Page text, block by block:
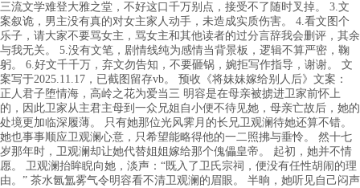
三流文学难登大雅之堂，不好这口千万别点，接受不了随时叉掉。 3.文
案叙诡，男主没有真的对女主家人动手，未造成实质伤害。 4.看文图个
乐子，请大家不要骂女主，骂女主和其他读者的过分言辞我会删评，其余
与我无关。 5.没有文笔，剧情线纯为感情当背景板，逻辑不算严密，鞠
躬。 6.好文千千万，弃文勿告知，不要砸锅，婉拒写作指导，谢谢。 文
案写于2025.11.17，已截图留存vb。 预收《将妹妹嫁给别人后》文案：
正人君子堕情海，高岭之花为爱当三 明容是在母亲被掳进卫家前怀上
的，因此卫家从主君主母到一众兄姐自小便不待见她，母亲亡故后，她的
处境更加临深履薄。 只有她那位光风霁月的长兄卫观澜待她还算不错。
她也事事顺应卫观澜心意，只希望能略得他的一二照拂与垂怜。 然十七
岁那年时，卫观澜却让她代替姐姐嫁给那个傀儡皇帝。 起初，她并不情
愿。 卫观澜抬眸睨向她，淡声：“既入了卫氏宗祠，便没有任性胡闹的理
由。” 茶水氤氲雾气令明容看不清卫观澜的眉眼。 半晌，她听见自己闷声